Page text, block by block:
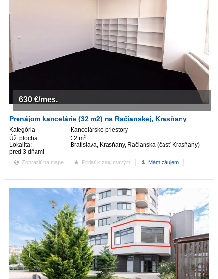
Prenájom kancelárie (32 m2) na Račianskej, Krasňany
Kategória:
Kancelárske priestory
Úž. plocha:
32 m2
Lokalita:
Bratislava, Krasňany, Račianska (časť Krasňany)
pred 3 dňami
630 €/mes.
Zobraziť na mape Pridať k zaujímavým Mám záujem